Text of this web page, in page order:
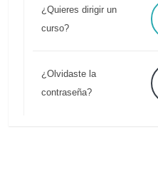
¿Quieres dirigir un
curso?
¿Olvidaste la
contraseña?